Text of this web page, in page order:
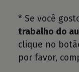
* Se você
trabalho do
clique no
por favor,